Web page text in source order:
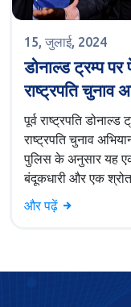
15, जुलाई, 2024
डोनाल्ड ट्रम्प पर
राष्ट्रपति चुनाव
पूर्व राष्ट्रपति
राष्ट्रपति चुनाव
पुलिस के अनुसार यह
बंदूकधारी और एक
रूप से घायल हुए।
लिया, और उनके
और पढ़ें